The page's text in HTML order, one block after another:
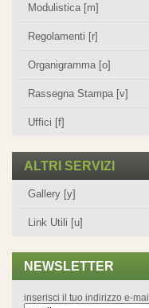
Modulistica [m]
Regolamenti [r]
Organigramma [o]
Rassegna Stampa [v]
Uffici [f]
ALTRI SERVIZI
Gallery [y]
Link Utili [u]
NEWSLETTER
inserisci il tuo indirizzo e-mail